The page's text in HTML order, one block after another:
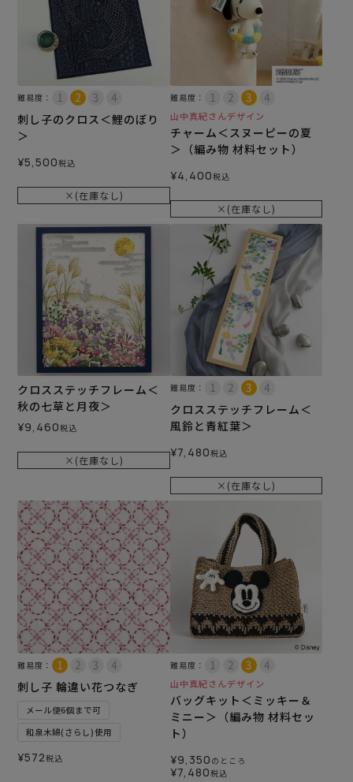
難易度：
刺し子のクロス＜鯉のぼり
＞
¥5,500税込
×(在庫なし)
難易度：
山中真紀さんデザイン
チャーム＜スヌーピーの夏
＞（編み物 材料セット）
¥4,400税込
×(在庫なし)
クロスステッチフレーム＜
秋の七草と月夜＞
¥9,460税込
×(在庫なし)
難易度：
クロスステッチフレーム＜
風鈴と青紅葉＞
¥7,480税込
×(在庫なし)
難易度：
刺し子 輪違い花つなぎ
メール便6個まで可
和泉木綿(さらし)使用
¥572税込
難易度：
山中真紀さんデザイン
バッグキット＜ミッキー＆
ミニー＞（編み物 材料セッ
ト）
¥9,350 のところ
¥7,480税込